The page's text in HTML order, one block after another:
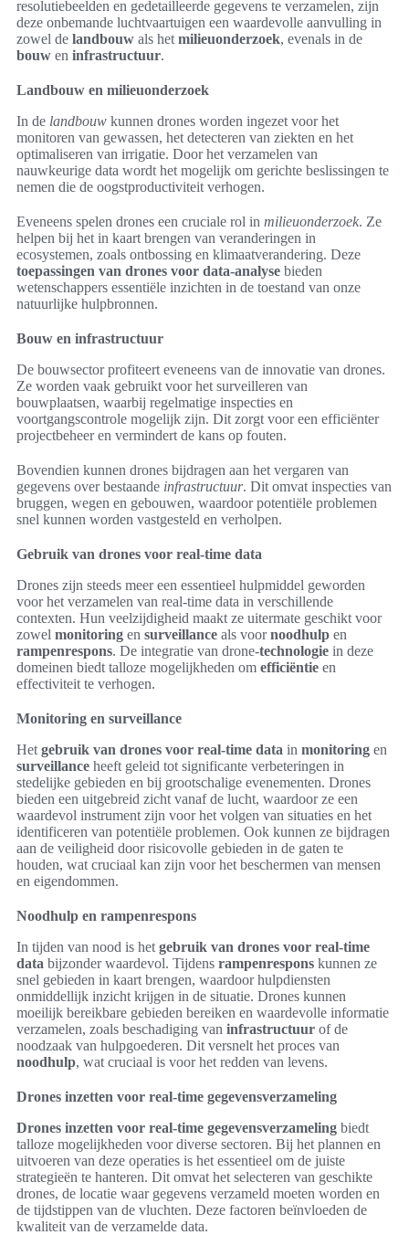
resolutiebeelden en gedetailleerde gegevens te verzamelen, zijn
deze onbemande luchtvaartuigen een waardevolle aanvulling in
zowel de landbouw als het milieuonderzoek, evenals in de
bouw en infrastructuur.
Landbouw en milieuonderzoek
In de landbouw kunnen drones worden ingezet voor het
monitoren van gewassen, het detecteren van ziekten en het
optimaliseren van irrigatie. Door het verzamelen van
nauwkeurige data wordt het mogelijk om gerichte beslissingen te
nemen die de oogstproductiviteit verhogen.
Eveneens spelen drones een cruciale rol in milieuonderzoek. Ze
helpen bij het in kaart brengen van veranderingen in
ecosystemen, zoals ontbossing en klimaatverandering. Deze
toepassingen van drones voor data-analyse bieden
wetenschappers essentiële inzichten in de toestand van onze
natuurlijke hulpbronnen.
Bouw en infrastructuur
De bouwsector profiteert eveneens van de innovatie van drones.
Ze worden vaak gebruikt voor het surveilleren van
bouwplaatsen, waarbij regelmatige inspecties en
voortgangscontrole mogelijk zijn. Dit zorgt voor een efficiënter
projectbeheer en vermindert de kans op fouten.
Bovendien kunnen drones bijdragen aan het vergaren van
gegevens over bestaande infrastructuur. Dit omvat inspecties van
bruggen, wegen en gebouwen, waardoor potentiële problemen
snel kunnen worden vastgesteld en verholpen.
Gebruik van drones voor real-time data
Drones zijn steeds meer een essentieel hulpmiddel geworden
voor het verzamelen van real-time data in verschillende
contexten. Hun veelzijdigheid maakt ze uitermate geschikt voor
zowel monitoring en surveillance als voornoodhulp en
rampenrespons. De integratie van drone-technologie in deze
domeinen biedt talloze mogelijkheden om efficiëntie en
effectiviteit te verhogen.
Monitoring en surveillance
Het gebruik van drones voor real-time data in monitoring en
surveillance heeft geleid tot significante verbeteringen in
stedelijke gebieden en bij grootschalige evenementen. Drones
bieden een uitgebreid zicht vanaf de lucht, waardoor ze een
waardevol instrument zijn voor het volgen van situaties en het
identificeren van potentiële problemen. Ook kunnen ze bijdragen
aan de veiligheid door risicovolle gebieden in de gaten te
houden, wat cruciaal kan zijn voor het beschermen van mensen
en eigendommen.
Noodhulp en rampenrespons
In tijden van nood is het gebruik van drones voor real-time
data bijzonder waardevol. Tijdens rampenrespons kunnen ze
snel gebieden in kaart brengen, waardoor hulpdiensten
onmiddellijk inzicht krijgen in de situatie. Drones kunnen
moeilijk bereikbare gebieden bereiken en waardevolle informatie
verzamelen, zoals beschadiging van infrastructuur of de
noodzaak van hulpgoederen. Dit versnelt het proces van
noodhulp, wat cruciaal is voor het redden van levens.
Drones inzetten voor real-time gegevensverzameling
Drones inzetten voor real-time gegevensverzameling biedt
talloze mogelijkheden voor diverse sectoren. Bij het plannen en
uitvoeren van deze operaties is het essentieel om de juiste
strategieën te hanteren. Dit omvat het selecteren van geschikte
drones, de locatie waar gegevens verzameld moeten worden en
de tijdstippen van de vluchten. Deze factoren beïnvloeden de
kwaliteit van de verzamelde data.